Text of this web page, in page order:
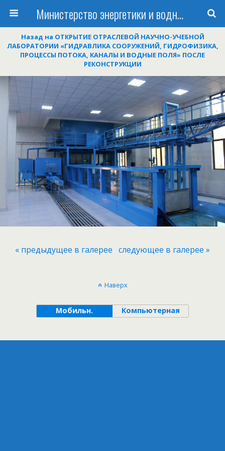
Министерство энергетики и водных ресурсов Республики Таджикистан
Назад на ОТКРЫТИЕ ОТРАСЛЕВОЙ НАУЧНО-УЧЕБНОЙ
ЛАБОРАТОРИИ «ГИДРАВЛИКА СООРУЖЕНИЙ, ГИДРОФИЗИКА,
ПРОЦЕССЫ ПОТОКА, КАНАЛЫ И ВОДНЫЕ ПОЛЯ» ПОСЛЕ
РЕКОНСТРУКЦИИ
« предыдущее в галерее следующее в галерее »
Наверх
Мобильн. Компьютерная